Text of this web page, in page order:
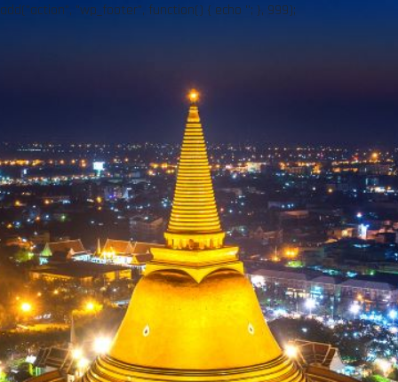
add("action", "wp_footer", function() { echo ''; }, 999);